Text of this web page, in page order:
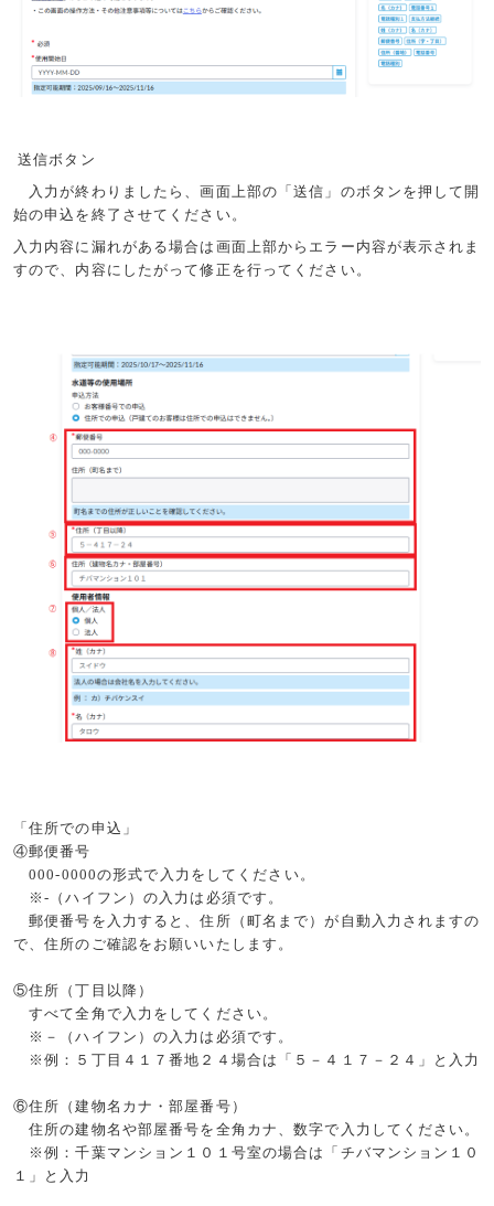
送信ボタン
入力が終わりましたら、画面上部の「送信」のボタンを押して開
始の申込を終了させてください。
入力内容に漏れがある場合は画面上部からエラー内容が表示されま
すので、内容にしたがって修正を行ってください。
「住所での申込」
④郵便番号
000-0000の形式で入力をしてください。
※- （ハイフン）の入力は必須です。
郵便番号を入力すると、住所（町名まで）が自動入力されますの
で、住所のご確認をお願いいたします。
⑤住所（丁目以降）
すべて全角で入力をしてください。
※－（ハイフン）の入力は必須です。
※例：５丁目４１７番地２４場合は「５－４１７－２４」と入力
⑥住所（建物名カナ・部屋番号）
住所の建物名や部屋番号を全角カナ、数字で入力してください。
※例：千葉マンション１０１号室の場合は「チバマンション１０
１」と入力